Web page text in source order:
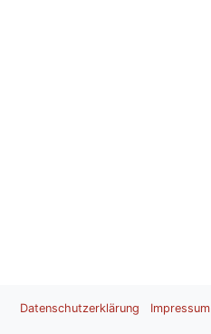
Datenschutzerklärung Impressum